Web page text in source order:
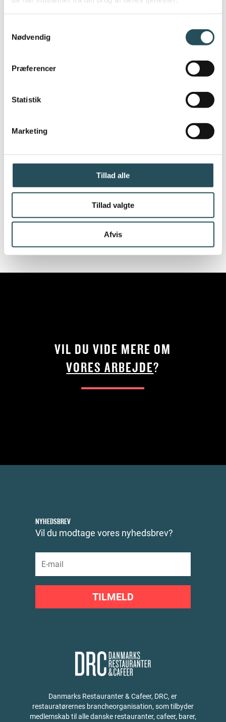
Nødvendig
Præferencer
Statistik
Marketing
Tillad alle
Tillad valgte
Afvis
over:
kommunens afgørelser (fx afslag på en
ydelse eller et pålagt gebyr)
serviceniveauet i kommunen)
forhold, som andre klageinstanser tager
sig af (det kommunale tilsyn,
domstolene)
Kontakt Borgerrådgiveren her:
Borgerrådgiveren | Københavns Kommunes
hjemmeside (kk.dk)
VIL DU VIDE MERE OM
VORES ARBEJDE?
NYHEDSBREV
Vil du modtage vores nyhedsbrev?
TILMELD
Danmarks Restauranter & Cafeer, DRC, er
restauratørernes brancheorganisation, som tilbyder
medlemskab til alle danske restauranter, cafeer, barer,